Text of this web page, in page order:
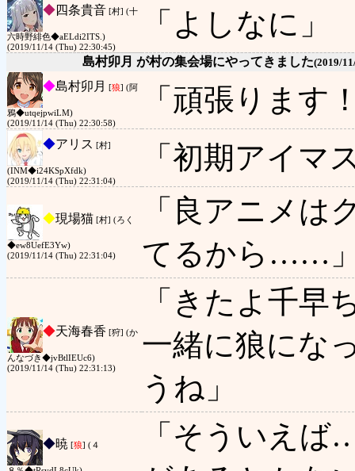
◆四条貴音 [村] (十
六時野緋色◆aELdi2ITS.)
(2019/11/14 (Thu) 22:30:45)
「よしなに」
島村卯月 が村の集会場にやってきました(2019/
◆島村卯月 [狼] (阿
鴉◆utqejpwiLM)
(2019/11/14 (Thu) 22:30:58)
「頑張ります
◆アリス [村]
(INM◆i24KSpXfdk)
(2019/11/14 (Thu) 22:31:04)
「初期アイマ
◆現場猫 [村] (ろく
◆ew8UefE3Yw)
(2019/11/14 (Thu) 22:31:04)
「良アニメは
てるから……
◆天海春香 [狩] (か
んなづき◆jvBtlIEUc6)
(2019/11/14 (Thu) 22:31:13)
「きたよ千早
一緒に狼にな
うね」
◆暁 [狼] (４
「そういえ